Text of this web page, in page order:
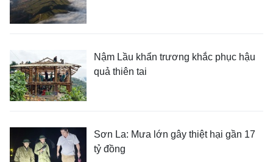
Nậm Lầu khẩn trương khắc phục hậu
quả thiên tai
Sơn La: Mưa lớn gây thiệt hại gần 17
tỷ đồng